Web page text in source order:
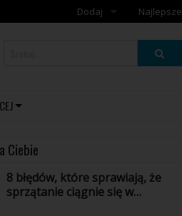
Dodaj
Najlepsze
Ciebie
8 błędów, które sprawiają, że
sprzątanie ciągnie się w